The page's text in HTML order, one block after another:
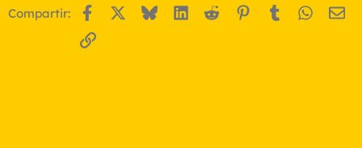
Compartir: Facebook BlueskyLinkedIn
Reddit Pinterest
Tumblr
Enlace